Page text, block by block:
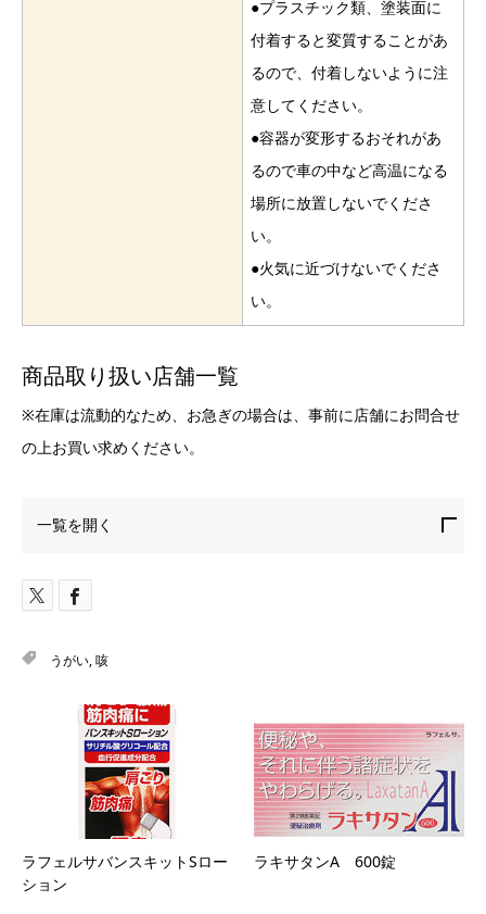
●プラスチック類、塗装面に
付着すると変質することがあ
るので、付着しないように注
意してください。
●容器が変形するおそれがあ
るので車の中など高温になる
場所に放置しないでくださ
い。
●火気に近づけないでくださ
い。
商品取り扱い店舗一覧
※在庫は流動的なため、お急ぎの場合は、事前に店舗にお問合せ
の上お買い求めください。
一覧を開く
うがい,咳
ラフェルサバンスキットSロー
ション
ラキサタンA 600錠